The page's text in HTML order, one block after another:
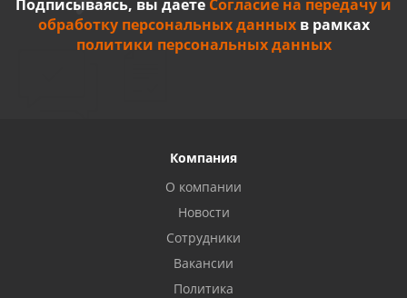
Подписываясь, вы даете Согласие на передачу и
обработку персональных данныхв рамках
политики персональных данных
Компания
О компании
Новости
Сотрудники
Вакансии
Политика